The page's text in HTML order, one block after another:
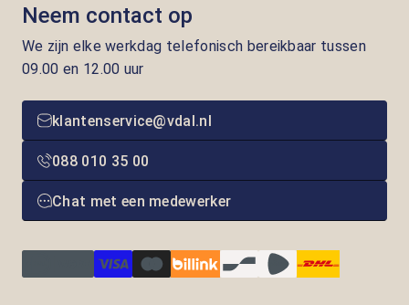
Neem contact op
We zijn elke werkdag telefonisch bereikbaar tussen
09.00 en 12.00 uur
klantenservice@vdal.nl
088 010 35 00
Chat met een medewerker